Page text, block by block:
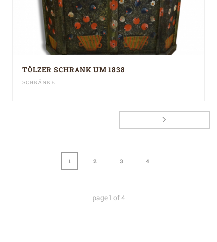
TÖLZER SCHRANK UM 1838
SCHRÄNKE
1 2 3 4
page 1 of4